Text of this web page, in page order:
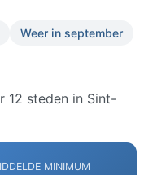
Weer in september
12 steden in Sint-
MINIMUM